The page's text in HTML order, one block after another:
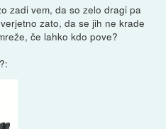
zadi vem, da so zelo dragi pa
zato, da se jih ne krade
če lahko kdo pove?